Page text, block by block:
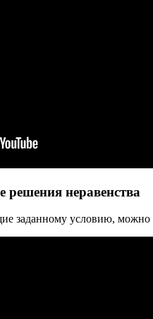
решения неравенства
заданному условию,